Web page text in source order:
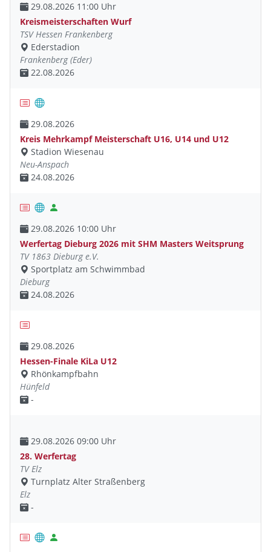
29.08.2026 11:00 Uhr
Kreismeisterschaften Wurf
TSV Hessen Frankenberg
Ederstadion
Frankenberg (Eder)
22.08.2026
29.08.2026
Kreis Mehrkampf Meisterschaft U16, U14 und U12
Stadion Wiesenau
Neu-Anspach
24.08.2026
29.08.2026 10:00 Uhr
Werfertag Dieburg 2026 mit SHM Masters Weitsprung
TV 1863 Dieburg e.V.
Sportplatz am Schwimmbad
Dieburg
24.08.2026
29.08.2026
Hessen-Finale KiLa U12
Rhönkampfbahn
Hünfeld
-
29.08.2026 09:00 Uhr
28. Werfertag
TV Elz
Turnplatz Alter Straßenberg
Elz
-